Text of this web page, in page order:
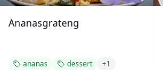
Ananasgrateng
ananas dessert +1